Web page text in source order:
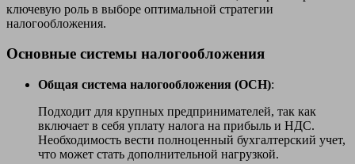
ключевую роль в выборе оптимальной стратегии
налогообложения.
Основные системы налогообложения
Общая система налогообложения (ОСН):
Подходит для крупных предпринимателей, так как
включает в себя уплату налога на прибыль и НДС.
Необходимость вести полноценный бухгалтерский учет,
что может стать дополнительной нагрузкой.